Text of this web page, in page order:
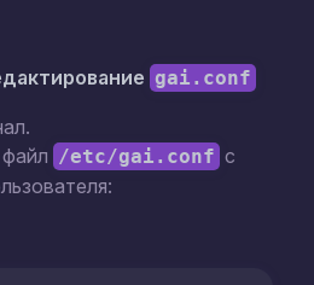
gai.conf
/etc/gai.conf с